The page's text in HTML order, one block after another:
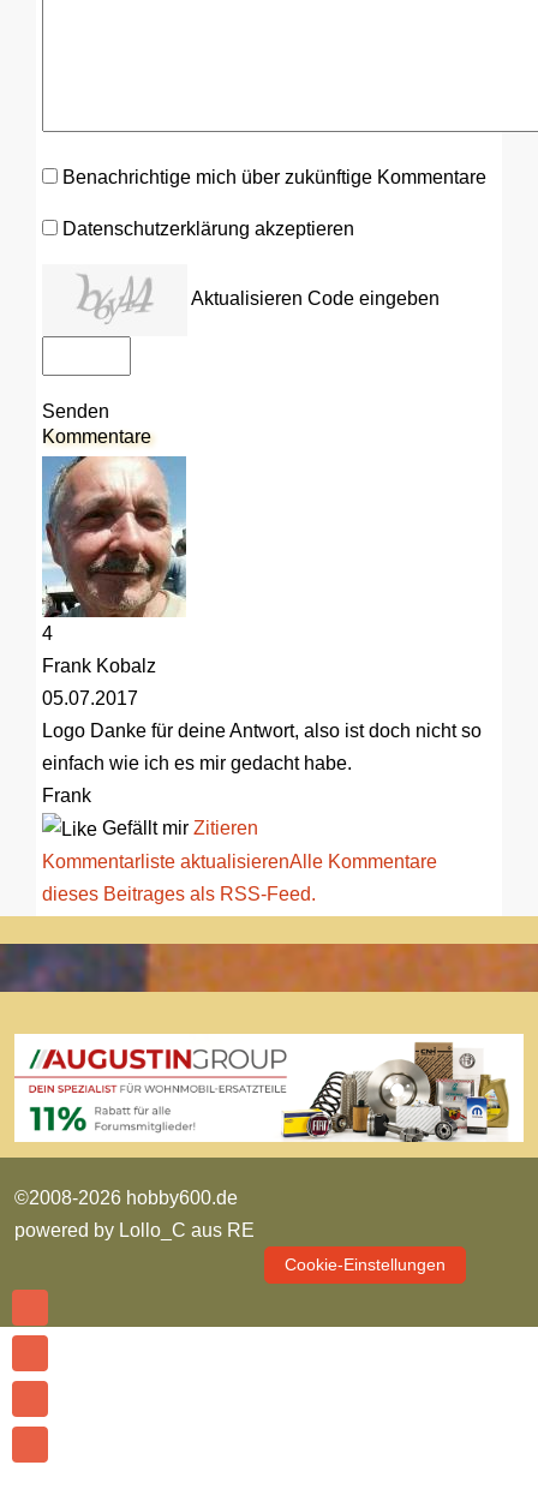
Benachrichtige mich über zukünftige Kommentare
Datenschutzerklärung akzeptieren
Aktualisieren Code eingeben
Senden
Kommentare
4
Frank Kobalz
05.07.2017
Logo Danke für deine Antwort, also ist doch nicht so
einfach wie ich es mir gedacht habe.
Frank
Gefällt mir Zitieren
Kommentarliste aktualisierenAlle Kommentare
dieses Beitrages als RSS-Feed.
©2008-2026 hobby600.de
powered by Lollo_C aus RE
Cookie-Einstellungen